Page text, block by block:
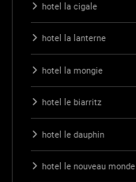
hotel la cigale
hotel la lanterne
hotel la mongie
hotel le biarritz
hotel le dauphin
hotel le nouveau monde